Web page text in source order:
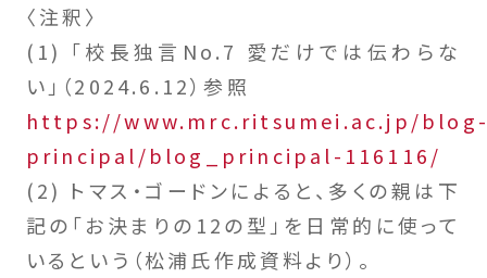
〈注釈〉
(1) 「校長独言No.7 愛だけでは伝わらな
い」（2024.6.12）参照
https://www.mrc.ritsumei.ac.jp/
principal/blog_principal-116116/
(2) トマス・ゴードンによると、多くの親は下
記の「お決まりの12の型」を日常的に使って
いるという（松浦氏作成資料より）。